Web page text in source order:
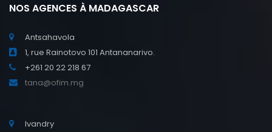
NOS AGENCES À MADAGASCAR
Antsahavola
1, rue Rainotovo 101 Antananarivo.
+261 20 22 218 67
tana@ofim.mg
Ivandry